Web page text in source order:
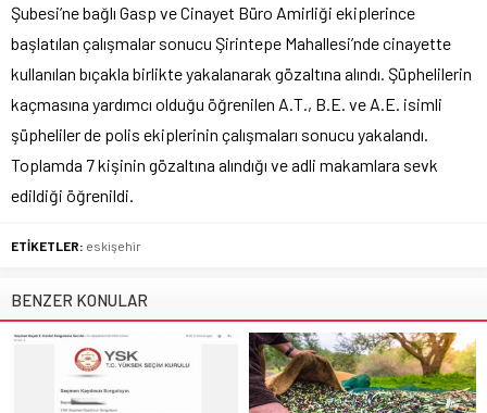
Şubesi’ne bağlı Gasp ve Cinayet Büro Amirliği ekiplerince
başlatılan çalışmalar sonucu Şirintepe Mahallesi’nde cinayette
kullanılan bıçakla birlikte yakalanarak gözaltına alındı. Şüphelilerin
kaçmasına yardımcı olduğu öğrenilen A.T., B.E. ve A.E. isimli
şüpheliler de polis ekiplerinin çalışmaları sonucu yakalandı.
Toplamda 7 kişinin gözaltına alındığı ve adli makamlara sevk
edildiği öğrenildi.
ETİKETLER: eskişehir
BENZER KONULAR